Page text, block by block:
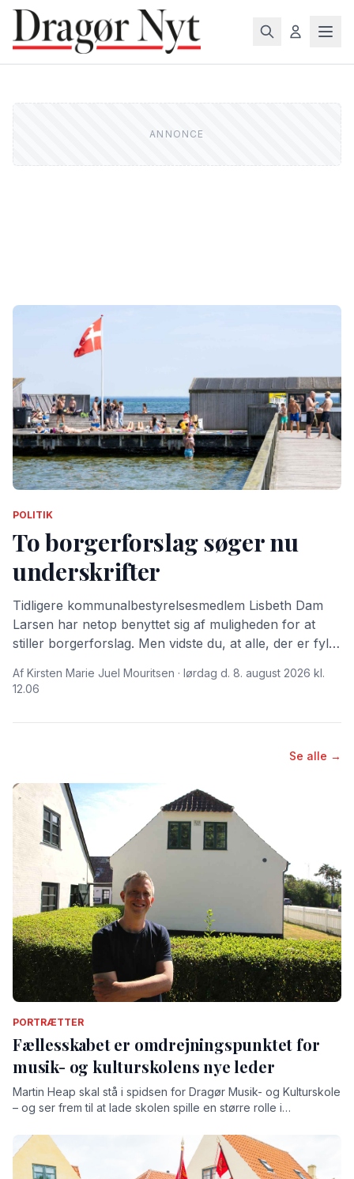
POLITIK
To borgerforslag søger nu
underskrifter
Tidligere kommunalbestyrelsesmedlem Lisbeth Dam
Larsen har netop benyttet sig af muligheden for at
stiller borgerforslag. Men vidste du, at alle, der er fyldt
borgerforslag?
Af Kirsten Marie Juel Mouritsen · lørdag d. 8. august 2026 kl.
12.06
Se alle →
PORTRÆTTER
Fællesskabet er omdrejningspunktet for
musik- og kulturskolens nye leder
Martin Heap skal stå i spidsen for Dragør Musik- og Kulturskole
– og ser frem til at lade skolen spille en større rolle i